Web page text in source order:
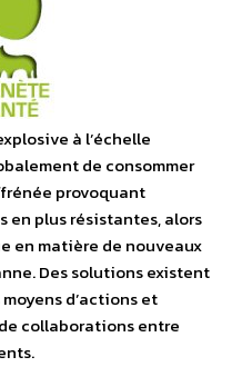
à l’échelle
de consommer
provoquant
en plus résistantes, alors
en matière de nouveaux
Des solutions existent
d’actions et
collaborations entre